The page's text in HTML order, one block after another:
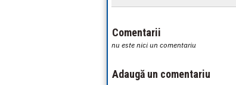
Comentarii
nu este nici un comentariu
Adaugă un comentariu